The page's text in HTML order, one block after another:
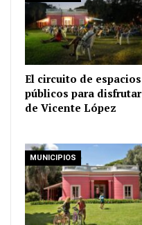
El circuito de espacios
públicos para disfrutar
de Vicente López
MUNICIPIOS